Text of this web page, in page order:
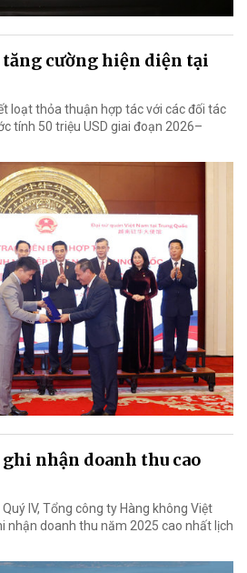
cường hiện diện tại
loạt thỏa thuận hợp tác với các đối tác
tính 50 triệu USD giai đoạn 2026–
nhận doanh thu cao
IV, Tổng công ty Hàng không Việt
nhận doanh thu năm 2025 cao nhất lịch